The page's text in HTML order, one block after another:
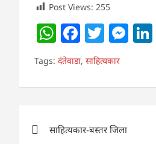
Post Views: 255
W
h
at
s
p
F
a
c
e
o
T
w
itt
er
M
e
Tags: दंतेवाडा, साहित्यकार
साहित्यकार-बस्तर जिला